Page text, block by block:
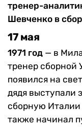
тренер-
Шевченко в
17 мая
1971 год — в
тренер сборной
появился на
дядя выступали
сборную Италии
также начинал